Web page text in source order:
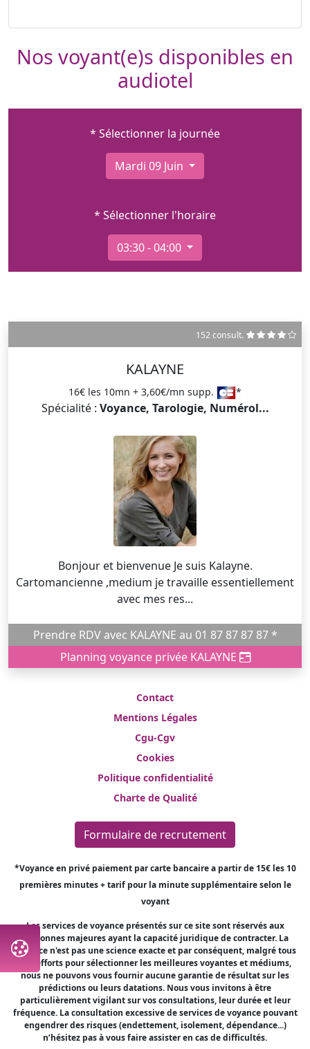
Nos voyant(e)s disponibles en
audiotel
* Sélectionner la journée
Mardi 09 Juin
* Sélectionner l'horaire
03:30 - 04:00
152 consult.
KALAYNE
16€ les 10mn + 3,60€/mn supp. *
Spécialité : Voyance, Tarologie, Numérol...
Bonjour et bienvenue Je suis Kalayne.
Cartomancienne ,medium je travaille essentiellement
avec mes res...
Prendre RDV avec KALAYNE au 01 87 87 87 87 *
Planning voyance privée KALAYNE
Contact
Mentions Légales
Cgu-Cgv
Cookies
Politique confidentialité
Charte de Qualité
Formulaire de recrutement
*Voyance en privé paiement par carte bancaire a partir de 15€ les 10
premières minutes + tarif pour la minute supplémentaire selon le
voyant
Les services de voyance présentés sur ce site sont réservés aux
personnes majeures ayant la capacité juridique de contracter. La
voyance n'est pas une science exacte et par conséquent, malgré tous
nos efforts pour sélectionner les meilleures voyantes et médiums,
nous ne pouvons vous fournir aucune garantie de résultat sur les
prédictions ou leurs datations. Nous vous invitons à être
particulièrement vigilant sur vos consultations, leur durée et leur
fréquence. La consultation excessive de services de voyance pouvant
engendrer des risques (endettement, isolement, dépendance...)
n’hésitez pas à vous faire assister en cas de difficultés.